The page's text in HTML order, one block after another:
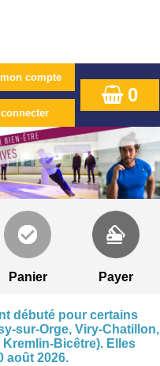
0
Panier Payer
débuté pour certains
sur-Orge, Viry-Chatillon,
Bicêtre). Elles
août 2026.